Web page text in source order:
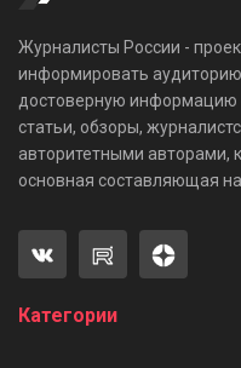
Журналисты России -
информировать
достоверную информацию
статьи, обзоры,
авторитетными авторами,
основная составляющая
Категории